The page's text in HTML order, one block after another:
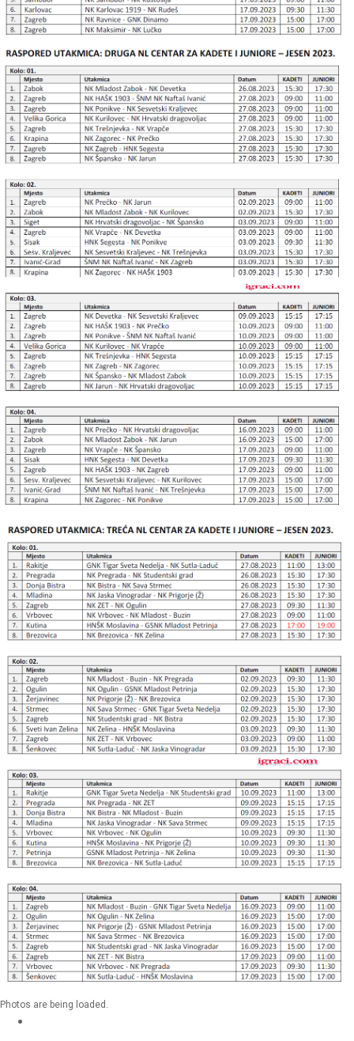
Photos are being loaded.